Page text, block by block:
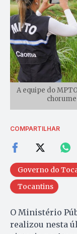
A equipe do
COMPARTILHAR
Governo do
Tocantins
O Ministério
realizou nesta